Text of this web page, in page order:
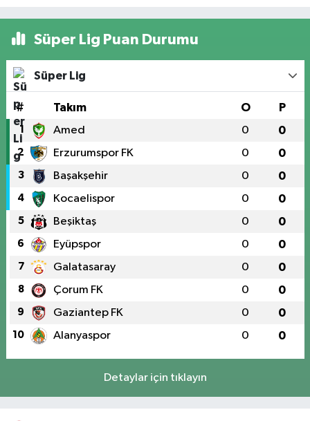
Süper Lig Puan Durumu
Süper Lig
# Takım O P
1 Amed 0 0
2 Erzurumspor FK 0 0
3 Başakşehir 0 0
4 Kocaelispor 0 0
5 Beşiktaş 0 0
6 Eyüpspor 0 0
7 Galatasaray 0 0
8 Çorum FK 0 0
9 Gaziantep FK 0 0
10 Alanyaspor 0 0
Detaylar için tıklayın